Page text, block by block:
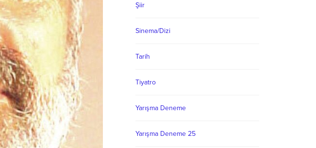
Şiir
Sinema/Dizi
Tarih
Tiyatro
Yarışma Deneme
Yarışma Deneme 25